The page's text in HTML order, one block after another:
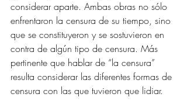
considerar aparte. Ambas obras no sólo
enfrentaron la censura de su tiempo, sino
que se constituyeron y se sostuvieron en
contra de algún tipo de censura. Más
pertinente que hablar de “la censura”
resulta considerar las diferentes formas de
censura con las que tuvieron que lidiar.